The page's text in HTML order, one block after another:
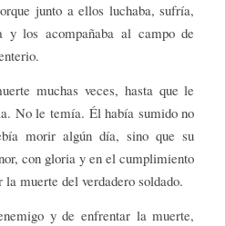
junto a ellos luchaba, sufría,
y los acompañaba al campo de
muchas veces, hasta que le
No le temía. Él había sumido no
morir algún día, sino que su
con gloria y en el cumplimiento
la muerte del verdadero soldado.
y de enfrentar la muerte,